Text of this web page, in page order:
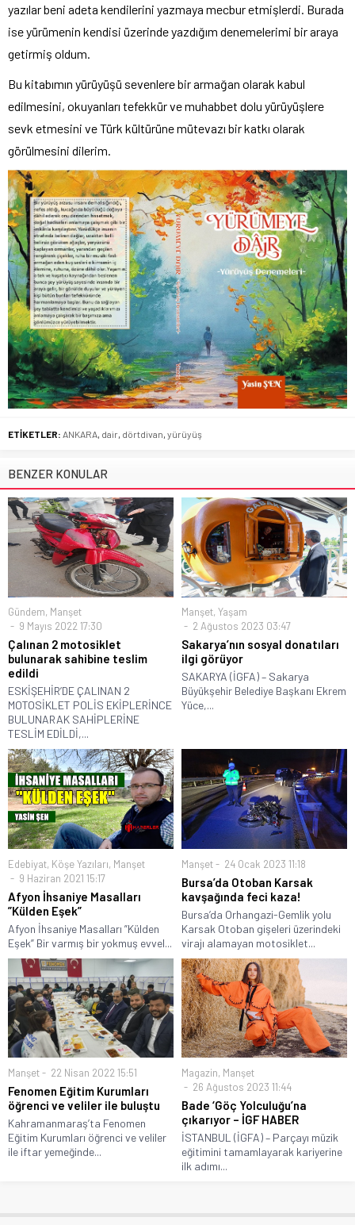
yazılar beni adeta kendilerini yazmaya mecbur etmişlerdi. Burada
ise yürümenin kendisi üzerinde yazdığım denemelerimi bir araya
getirmiş oldum.
Bu kitabımın yürüyüşü sevenlere bir armağan olarak kabul
edilmesini, okuyanları tefekkür ve muhabbet dolu yürüyüşlere
sevk etmesini ve Türk kültürüne mütevazı bir katkı olarak
görülmesini dilerim.
ETİKETLER: ANKARA, dair, dörtdivan, yürüyüş
BENZER KONULAR
Gündem, Manşet
9 Mayıs 2022 17:30
Çalınan 2 motosiklet
bulunarak sahibine teslim
edildi
ESKİŞEHİR’DE ÇALINAN 2
MOTOSİKLET POLİS EKİPLERİNCE
BULUNARAK SAHİPLERİNE
TESLİM EDİLDİ,...
Manşet, Yaşam
2 Ağustos 2023 03:47
Sakarya’nın sosyal donatıları
ilgi görüyor
SAKARYA (İGFA) – Sakarya
Büyükşehir Belediye Başkanı Ekrem
Yüce,...
Edebiyat, Köşe Yazıları, Manşet
9 Haziran 2021 15:17
Afyon İhsaniye Masalları
”Külden Eşek”
Afyon İhsaniye Masalları ”Külden
Eşek” Bir varmış bir yokmuş evvel...
Manşet 24 Ocak 2023 11:18
Bursa’da Otoban Karsak
kavşağında feci kaza!
Bursa’da Orhangazi-Gemlik yolu
Karsak Otoban gişeleri üzerindeki
virajı alamayan motosiklet...
Manşet 22 Nisan 2022 15:51
Fenomen Eğitim Kurumları
öğrenci ve veliler ile buluştu
Kahramanmaraş’ta Fenomen
Eğitim Kurumları öğrenci ve veliler
ile iftar yemeğinde...
Magazin, Manşet
26 Ağustos 2023 11:44
Bade ‘Göç Yolculuğu’na
çıkarıyor – İGF HABER
İSTANBUL (İGFA) – Parçayı müzik
eğitimini tamamlayarak kariyerine
ilk adımı...